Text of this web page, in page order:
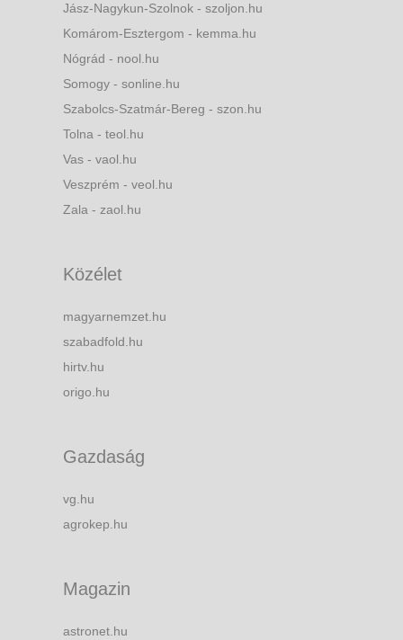
Jász-Nagykun-Szolnok - szoljon.hu
Komárom-Esztergom - kemma.hu
Nógrád - nool.hu
Somogy - sonline.hu
Szabolcs-Szatmár-Bereg - szon.hu
Tolna - teol.hu
Vas - vaol.hu
Veszprém - veol.hu
Zala - zaol.hu
Közélet
magyarnemzet.hu
szabadfold.hu
hirtv.hu
origo.hu
Gazdaság
vg.hu
agrokep.hu
Magazin
astronet.hu